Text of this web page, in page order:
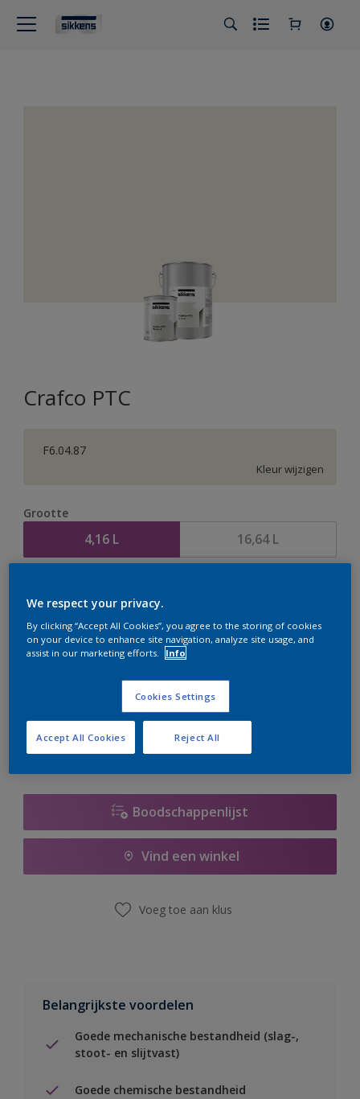
Crafco PTC
F6.04.87
Kleur wijzigen
Grootte
4,16 L 16,64 L
te bestellen. Houd de website in de gaten, we werken
er hard aan om de voorraad aan te vullen.
Boodschappenlijst
Vind een winkel
Voeg toe aan klus
Belangrijkste voordelen
Goede mechanische bestandheid (slag-,
stoot- en slijtvast)
Goede chemische bestandheid
We respect your privacy.
By clicking “Accept All Cookies”, you agree to the storing of cookies
on your device to enhance site navigation, analyze site usage, and
assist in our marketing efforts.
Info
Cookies Settings
Reject All
Accept All Cookies